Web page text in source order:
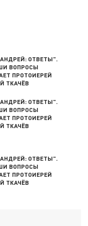
ОТВЕТЫ".
ВОПРОСЫ
ПРОТОИЕРЕЙ
ТКАЧЁВ
ОТВЕТЫ".
ВОПРОСЫ
ПРОТОИЕРЕЙ
ТКАЧЁВ
ОТВЕТЫ".
ВОПРОСЫ
ПРОТОИЕРЕЙ
ТКАЧЁВ